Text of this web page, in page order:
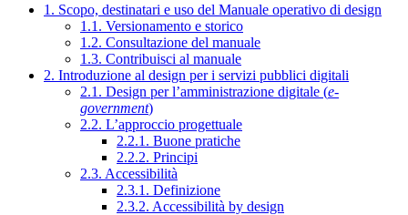
1. Scopo, destinatari e uso del Manuale operativo di design
1.1. Versionamento e storico
1.2. Consultazione del manuale
1.3. Contribuisci al manuale
2. Introduzione al design per i servizi pubblici digitali
2.1. Design per l’amministrazione digitale (e-
government)
2.2. L’approccio progettuale
2.2.1. Buone pratiche
2.2.2. Principi
2.3. Accessibilità
2.3.1. Definizione
2.3.2. Accessibilità by design